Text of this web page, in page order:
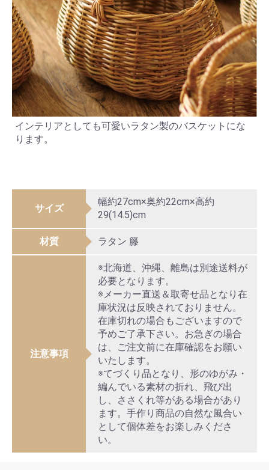
インテリアとしても可愛いラタン製のバスケットにな
ります。
サイズ
幅約27cm×奥約22cm×高約
29(14.5)cm
材質 ラタン 籐
注意事項
※北海道、沖縄、離島は別途送料が
必要となります。
※メーカー直送＆取寄せ品となり在
庫状況は反映されておりません。
在庫切れの場合もございますので
予めご了承下さい。お急ぎの場合
は、ご注文前に在庫確認をお願い
いたします。
※てづくり品となり、形のゆがみ・
編んでいる素材の折れ、飛び出
し、ささくれ等がある場合があり
ます。手作り商品の自然な風合い
として個体差をお楽しみくださ
い。